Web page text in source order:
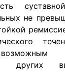
не
других